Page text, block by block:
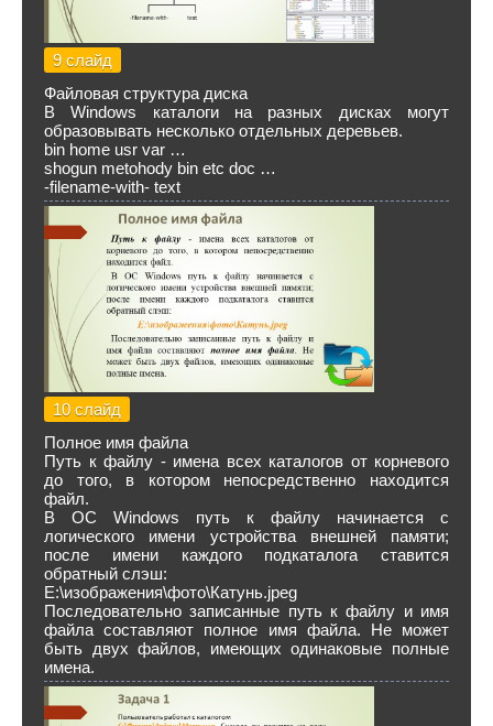
9 слайд
Файловая структура диска
В Windows каталоги на разных дисках могут
образовывать несколько отдельных деревьев.
bin home usr var …
shogun metohody bin etc doc …
-filename-with- text
10 слайд
Полное имя файла
Путь к файлу - имена всех каталогов от корневого
до того, в котором непосредственно находится
файл.
В ОС Windows путь к файлу начинается с
логического имени устройства внешней памяти;
после имени каждого подкаталога ставится
обратный слэш:
Е:\изображения\фото\Катунь.jpeg
Последовательно записанные путь к файлу и имя
файла составляют полное имя файла. Не может
быть двух файлов, имеющих одинаковые полные
имена.